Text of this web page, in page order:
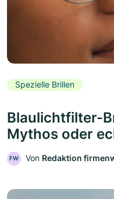
Spezielle Brillen
Blaulichtfilter-
Mythos oder
FW Von Redaktion